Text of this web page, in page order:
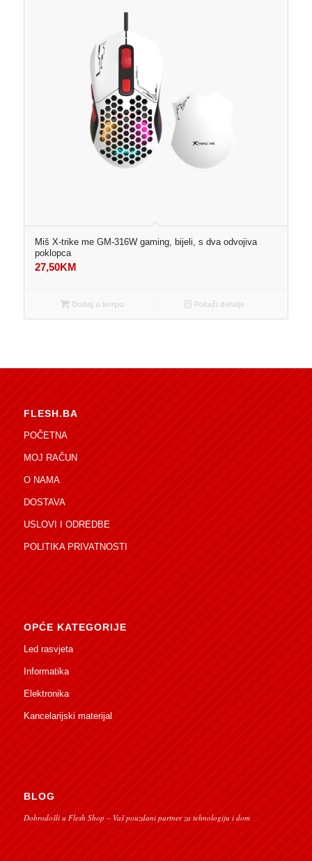
Miš X-trike me GM-316W gaming, bijeli, s dva odvojiva
poklopca
27,50KM
Dodaj u korpu Pokaži detalje
FLESH.BA
POČETNA
MOJ RAČUN
O NAMA
DOSTAVA
USLOVI I ODREDBE
POLITIKA PRIVATNOSTI
OPĆE KATEGORIJE
Led rasvjeta
Informatika
Elektronika
Kancelarijski materijal
BLOG
Dobrodošli u Flesh Shop – Vaš pouzdani partner za tehnologiju i dom